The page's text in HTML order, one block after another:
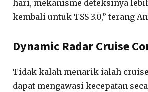
hari, mekanisme deteksinya
kembali untuk TSS 3.0,” terang
Dynamic Radar Cruise
Tidak kalah menarik ialah
dapat mengawasi kecepatan